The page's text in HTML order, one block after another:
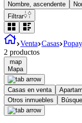
Nombre, ascendente
Filtrar
Venta Casas
2 productos
map
Mapa
Casas en venta
Otros inmuebles